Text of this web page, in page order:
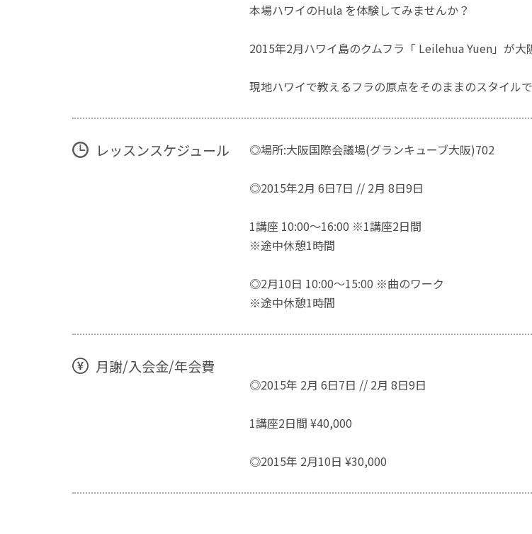
本場ハワイのHula を体験してみませんか？
2015年2月ハワイ島のクムフラ「 Leilehua Yuen」が大
現地ハワイで教えるフラの原点をそのままのスタイル
レッスンスケジュール ◎場所:大阪国際会議場(グランキューブ大阪)702
◎2015年2月 6日7日 // 2月 8日9日
1講座 10:00〜16:00 ※1講座2日間
※途中休憩1時間
◎2月10日 10:00〜15:00 ※曲のワーク
※途中休憩1時間
月謝/入会金/年会費
◎2015年 2月 6日7日 // 2月 8日9日
1講座2日間 ¥40,000
◎2015年 2月10日 ¥30,000